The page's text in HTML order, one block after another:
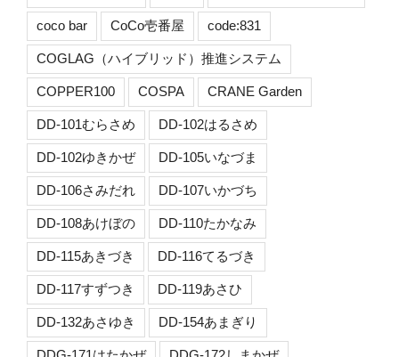
coco bar CoCo壱番屋 code:831
COGLAG（ハイブリッド）推進システム
COPPER100 COSPA CRANE Garden
DD-101むらさめ DD-102はるさめ
DD-102ゆきかぜ DD-105いなづま
DD-106さみだれ DD-107いかづち
DD-108あけぼの DD-110たかなみ
DD-115あきづき DD-116てるづき
DD-117すずつき DD-119あさひ
DD-132あさゆき DD-154あまぎり